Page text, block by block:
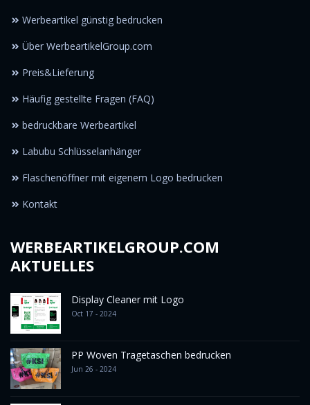
Werbeartikel günstig bedrucken
Über WerbeartikelGroup.com
Preis&Lieferung
Häufig gestellte Fragen (FAQ)
bedruckbare Werbeartikel
Labubu Schlüsselanhänger
Flaschenöffner mit eigenem Logo bedrucken
Kontakt
WERBEARTIKELGROUP.COM
AKTUELLES
Display Cleaner mit Logo
Oct 17 - 2024
PP Woven Tragetaschen bedrucken
Jun 26 - 2024